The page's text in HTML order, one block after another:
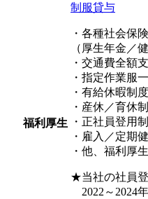
福利厚生
制服貸与
・各種社会保
（厚生年金／
・交通費全額
・指定作業服
・有給休暇制度
・産休／育休
・正社員登用
・雇入／定期
・他、福利厚
★当社の社員
2022～2024